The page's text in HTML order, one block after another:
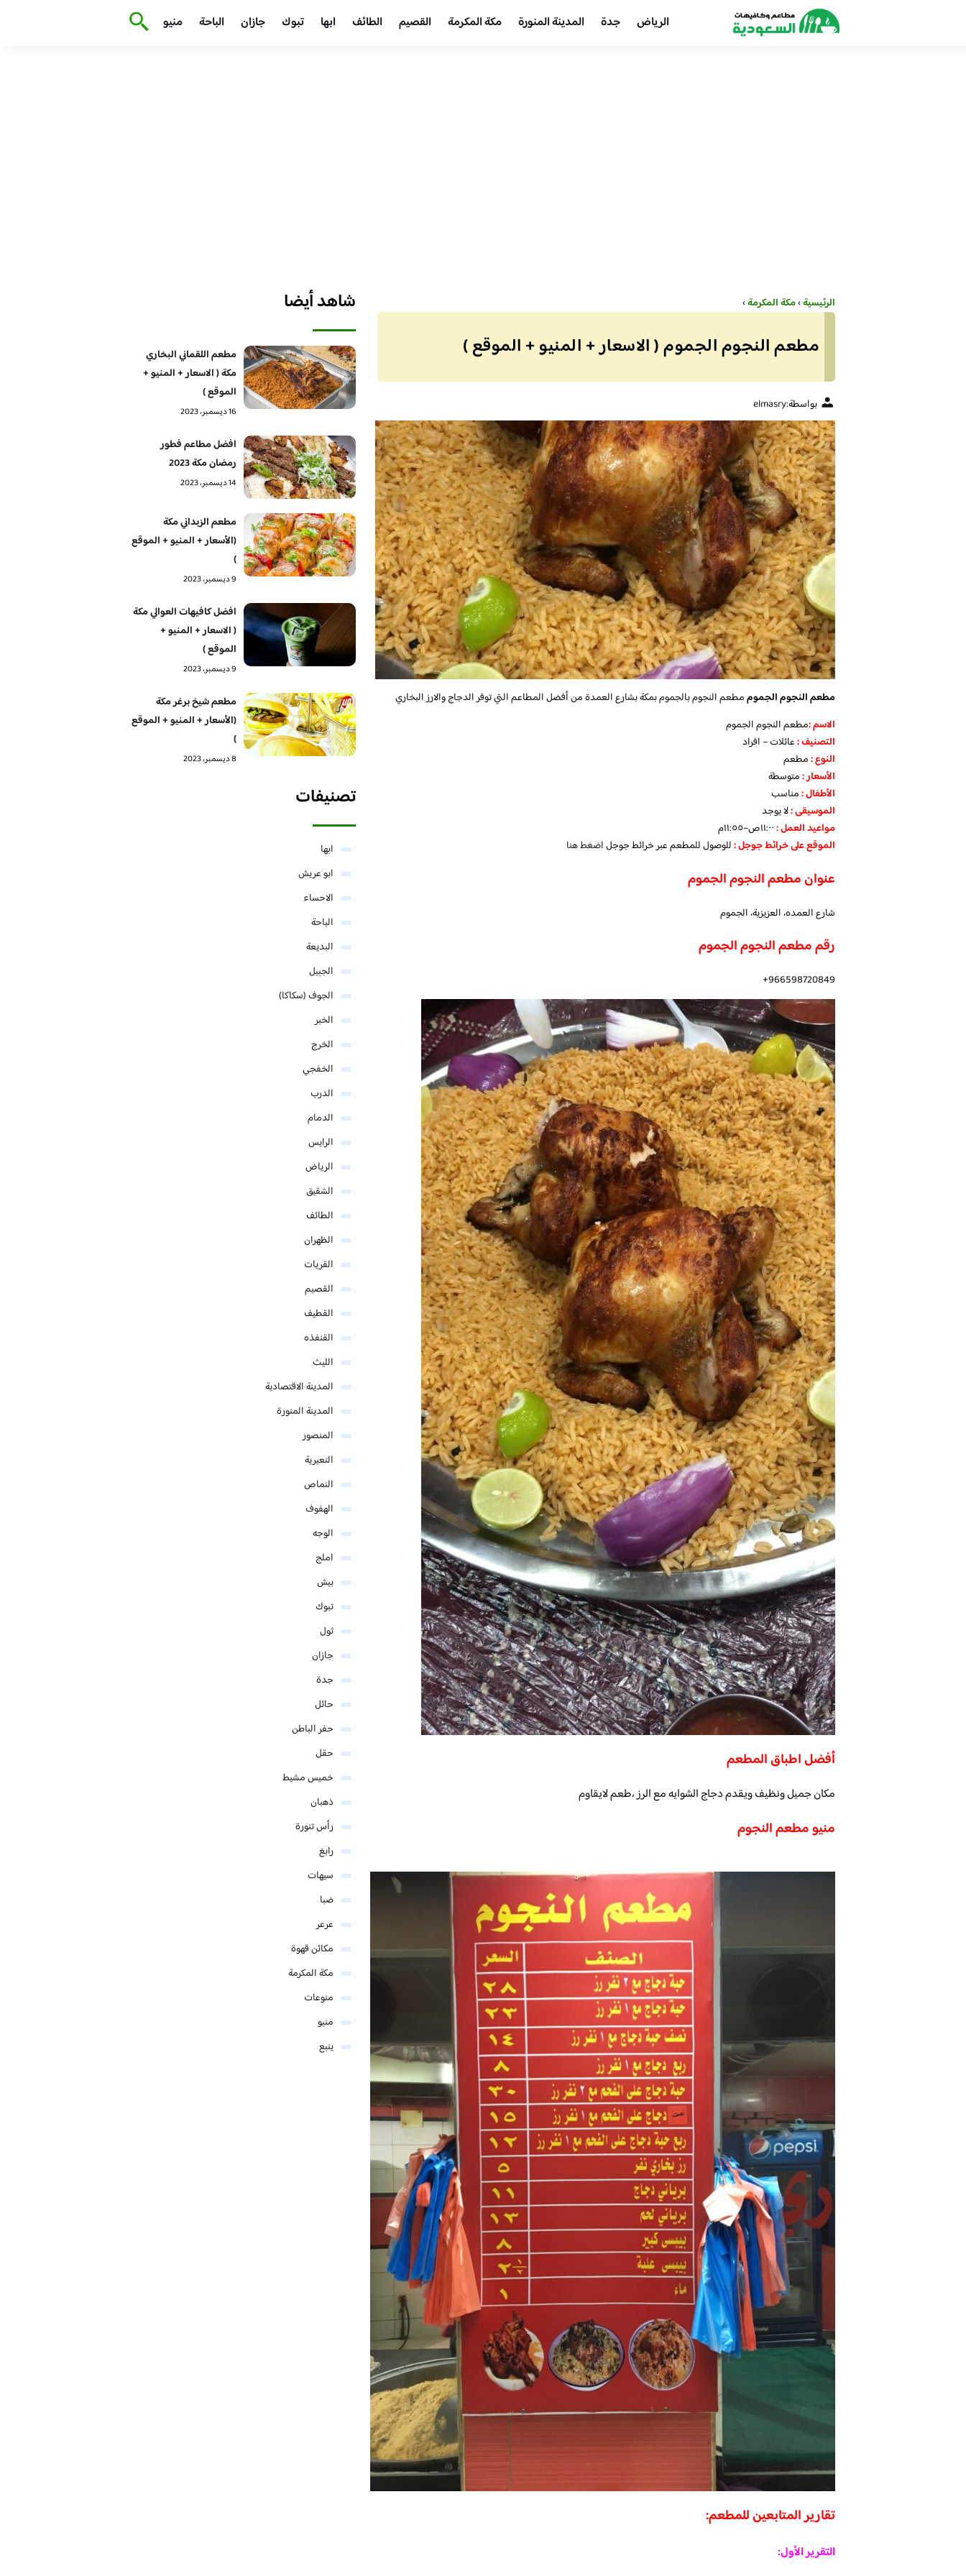
الرياض جدة المدينة المنورة مكة المكرمة القصيم الطائف ابها تبوك جازان الباحة منيو
الرئيسية›مكة المكرمة›
مطعم النجوم الجموم ( الاسعار + المنيو + الموقع )
بواسطة:elmasry
مطعم النجوم الجموممطعم النجوم بالجموم بمكة بشارع العمدة من أفضل المطاعم التي توفر الدجاج والارز البخاري
الاسم :مطعم النجوم الجموم
التصنيف:عائلات – افراد
النوع :مطعم
الأسعار:متوسطة
الأطفال:مناسب
الموسيقى :لا يوجد
مواعيد العمل :١١:٠٠ص–١١:٥٥م
الموقع على خرائط جوجل:للوصول للمطعم عبر خرائط جوجلاضغط هنا
عنوان مطعم النجوم الجموم
شارع العمده، العزيزية، الجموم
رقم مطعم النجوم الجموم
966598720849+
أفضل اطباق المطعم
مكان جميل ونظيف ويقدم دجاج الشوايه مع الرز ،طعم لايقاوم
منيو مطعم النجوم
تقارير المتابعين للمطعم:
التقرير الأول:
شاهد أيضا
مطعم اللقماني البخاري
مكة ( الاسعار + المنيو +
الموقع )
16 ديسمبر، 2023
افضل مطاعم فطور
رمضان مكة 2023
14 ديسمبر، 2023
مطعم الزبداني مكة
(الأسعار + المنيو + الموقع
)
9 ديسمبر، 2023
افضل كافيهات العوالي مكة
( الاسعار + المنيو +
الموقع )
9 ديسمبر، 2023
مطعم شيخ برغر مكة
(الأسعار + المنيو + الموقع
)
8 ديسمبر، 2023
تصنيفات
ابها
ابو عريش
الاحساء
الباحة
البديعة
الجبيل
الجوف (سكاكا)
الخبر
الخرج
الخفجي
الدرب
الدمام
الرايس
الرياض
الشقيق
الطائف
الظهران
القريات
القصيم
القطيف
القنفذه
الليث
المدينة الاقتصادية
المدينة المنورة
المنصور
النعيرية
النماص
الهفوف
الوجه
املج
بيش
تبوك
ثول
جازان
جدة
حائل
حفر الباطن
حقل
خميس مشيط
ذهبان
رأس تنورة
رابغ
سيهات
ضبا
عرعر
مكائن قهوة
مكة المكرمة
منوعات
منيو
ينبع